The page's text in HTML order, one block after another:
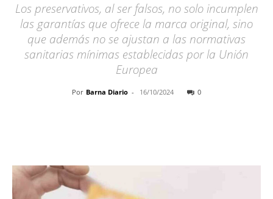
Los preservativos, al ser falsos, no solo incumplen
las garantías que ofrece la marca original, sino
que además no se ajustan a las normativas
sanitarias mínimas establecidas por la Unión
Europea
Por Barna Diario - 16/10/2024 0